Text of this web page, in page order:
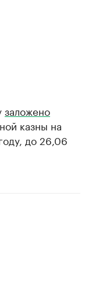
заложено
казны на
до 26,06